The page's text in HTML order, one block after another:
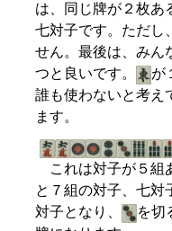
は、同じ牌が２枚あ
七対子です。ただし
せん。最後は、みん
つと良いです。
が
誰も使わないと考え
ます。
これは対子が５組
と７組の対子、七対
対子となり、
を切